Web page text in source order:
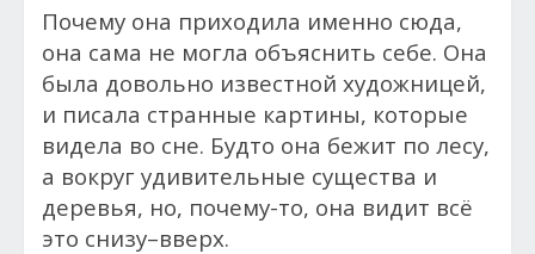
Почему она приходила именно сюда,
она сама не могла объяснить себе. Она
была довольно известной художницей,
и писала странные картины, которые
видела во сне. Будто она бежит по лесу,
а вокруг удивительные существа и
деревья, но, почему-то, она видит всё
это снизу–вверх.